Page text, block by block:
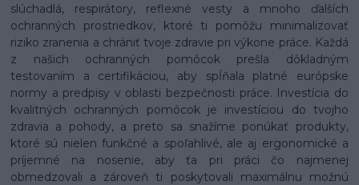
slúchadlá, respirátory, reflexné vesty a mnoho ďalších
ochranných prostriedkov, ktoré ti pomôžu minimalizovať
riziko zranenia a chrániť tvoje zdravie pri výkone práce. Každá
z našich ochranných pomôcok prešla dôkladným
testovaním a certifikáciou, aby spĺňala platné európske
normy a predpisy v oblasti bezpečnosti práce. Investícia do
kvalitných ochranných pomôcok je investíciou do tvojho
zdravia a pohody, a preto sa snažíme ponúkať produkty,
ktoré sú nielen funkčné a spoľahlivé, ale aj ergonomické a
príjemné na nosenie, aby ťa pri práci čo najmenej
obmedzovali a zároveň ti poskytovali maximálnu možnú